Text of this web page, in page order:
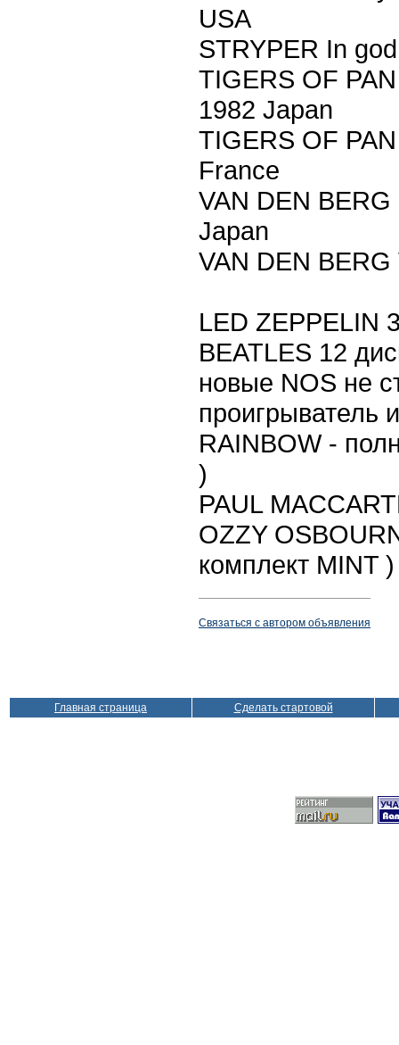
USA
STRYPER In
TIGERS OF
1982 Japan
TIGERS OF
France
VAN DEN
Japan
VAN DEN
LED ZEPPELIN
BEATLES 12
новые NOS не
проигрыватель
RAINBOW -
)
PAUL
OZZY
комплект MINT )
Связаться с автором объявления
Главная страница Сделать стартовой